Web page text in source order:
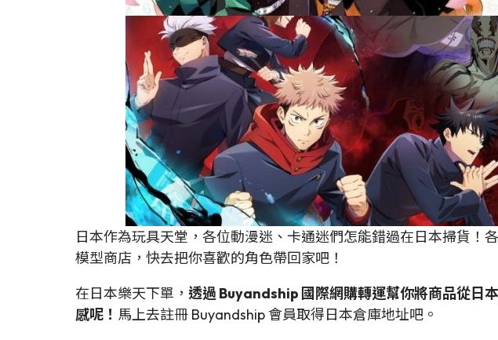
日本作為玩具天堂，各位動漫迷、卡通迷們怎能錯過在日本掃貨
模型商店，快去把你喜歡的角色帶回家吧！
在日本樂天下單， 透過 Buyandship 國際網購轉運幫你將商品從日
感呢！ 馬上去註冊 Buyandship 會員取得日本倉庫地址吧。